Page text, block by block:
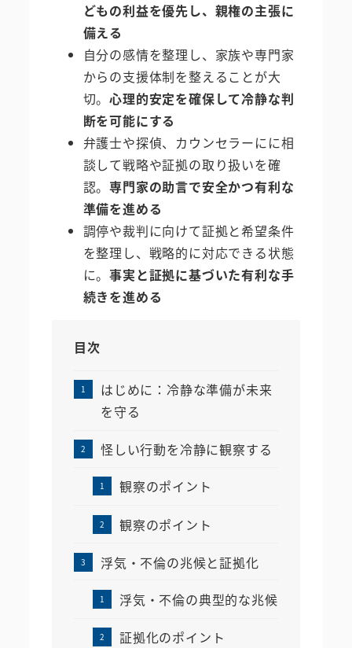
どもの利益を優先し、親権の主張に
備える
自分の感情を整理し、家族や専門家
からの支援体制を整えることが大
切。心理的安定を確保して冷静な判
断を可能にする
弁護士や探偵、カウンセラーにに相
談して戦略や証拠の取り扱いを確
認。専門家の助言で安全かつ有利な
準備を進める
調停や裁判に向けて証拠と希望条件
を整理し、戦略的に対応できる状態
に。事実と証拠に基づいた有利な手
続きを進める
目次
はじめに：冷静な準備が未来
を守る
怪しい行動を冷静に観察する
観察のポイント
観察のポイント
浮気・不倫の兆候と証拠化
浮気・不倫の典型的な兆候
証拠化のポイント